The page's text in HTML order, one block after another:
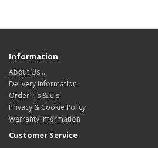
Information
About Us…
Delivery Information
Order T's & C's
Privacy & Cookie Policy
Warranty Information
Customer Service